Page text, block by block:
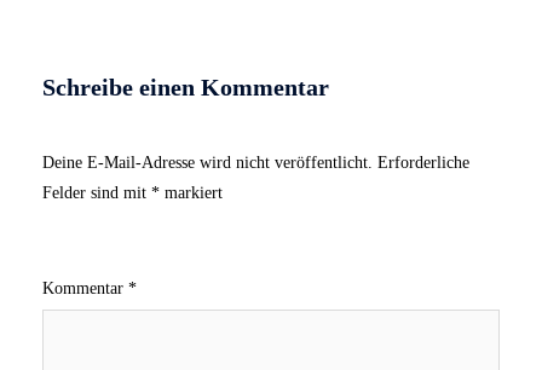
Schreibe einen Kommentar
Deine E-Mail-Adresse wird nicht veröffentlicht. Erforderliche
Felder sind mit * markiert
Kommentar *